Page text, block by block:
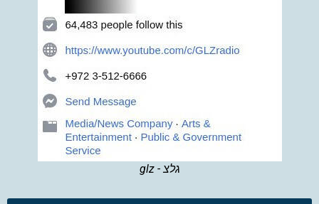
גלצ - glz